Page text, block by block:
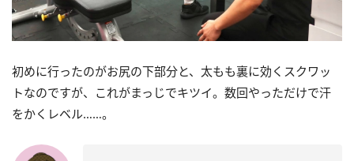
初めに行ったのがお尻の下部分と、太もも裏に効くスクワッ
トなのですが、これがまっじでキツイ。数回やっただけで汗
をかくレベル……。